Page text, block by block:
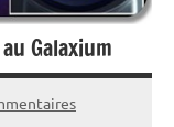
Galaxium